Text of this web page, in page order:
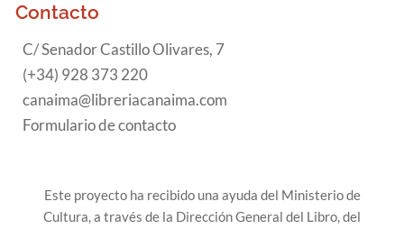
Contacto
C/ Senador Castillo Olivares, 7
(+34) 928 373 220
canaima@libreriacanaima.com
Formulario de contacto
Este proyecto ha recibido una ayuda del Ministerio de
Cultura, a través de la Dirección General del Libro, del